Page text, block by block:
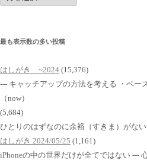
ブ
最も表示数の多い投稿
はしがき ~2024 (15,376)
--- キャッチアップの方法を考える ・ベー
（now）
(5,684)
ひとりのはずなのに余裕（すきま）がない
はしがき 2024/05/25 (1,161)
iPhoneの中の世界だけが全てではない ---